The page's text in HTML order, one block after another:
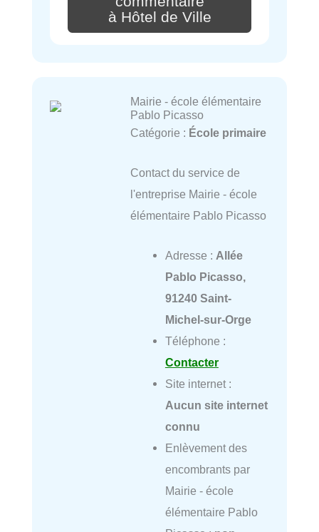
à Hôtel de Ville
Mairie - école élémentaire
Pablo Picasso
Catégorie : École primaire
Contact du service de
l'entreprise Mairie - école
élémentaire Pablo Picasso
Adresse : Allée
Pablo Picasso,
91240 Saint-
Michel-sur-Orge
Téléphone :
Contacter
Site internet :
Aucun site internet
connu
Enlèvement des
encombrants par
Mairie - école
élémentaire Pablo